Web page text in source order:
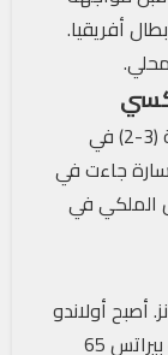
أفريقيا.
خسر صانداونز أمام تي إس غالاكسي بنتيجة (3-2) في
جاءت في
الملكي في
أصبح أولاندو
بيراتس قريبًا من الفوز بلقب الدوري. يمتلك بيراتس 65